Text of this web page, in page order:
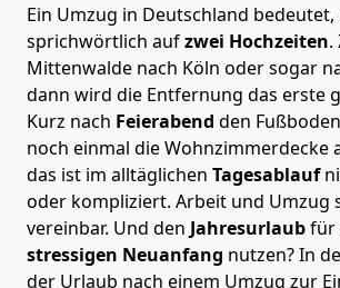
Ein Umzug in Deutschland
sprichwörtlich aufzwei Hochzeiten.
Mittenwalde nach Köln oder sogar
dann wird die Entfernung das erste
Kurz nach Feierabend den
noch einmal die Wohnzimmerdecke
das ist im alltäglichen Tagesablauf
oder kompliziert. Arbeit und Umzug
vereinbar. Und den Jahresurlaubfür
stressigen Neuanfang nutzen? In
der Urlaub nach einem Umzug zur